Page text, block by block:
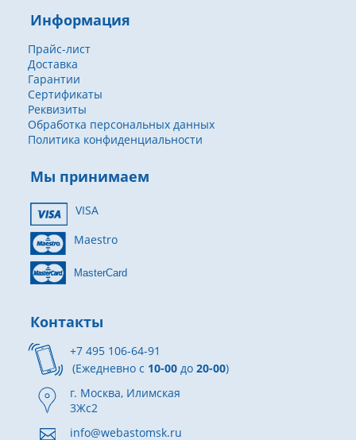
Информация
Прайс-лист
Доставка
Гарантии
Сертификаты
Реквизиты
Обработка персональных данных
Политика конфиденциальности
Мы принимаем
VISA
Maestro
MasterCard
Контакты
+7 495 106-64-91
(Ежедневно с 10-00 до 20-00)
г. Москва, Илимская
3Жс2
info@webastomsk.ru